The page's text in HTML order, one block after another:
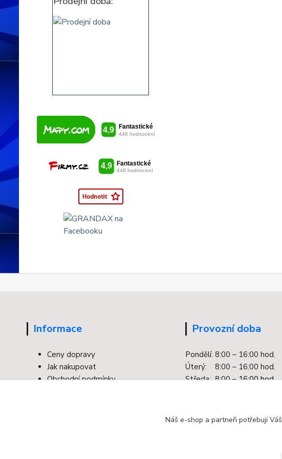
Informace
Ceny dopravy
Jak nakupovat
Obchodní podmínky
Provozní doba
Pondělí: 8:00 – 16:00 hod.
Úterý: 8:00 – 16:00 hod.
Středa: 8:00 –16:00 hod.
Náš e-shop a partneři potřebují Váš